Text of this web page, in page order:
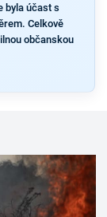
byla účast s
Celkově
občanskou